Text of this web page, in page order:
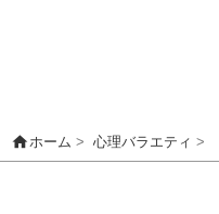
homeホーム > 心理バラエティ >